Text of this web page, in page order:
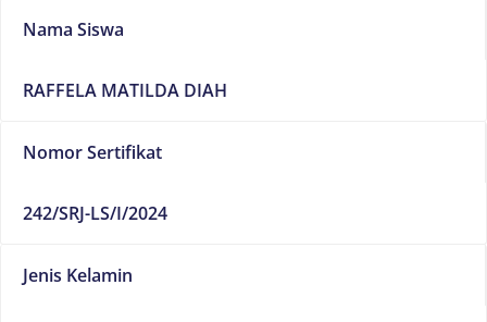
Nama Siswa
RAFFELA MATILDA DIAH
Nomor Sertifikat
242/SRJ-LS/I/2024
Jenis Kelamin